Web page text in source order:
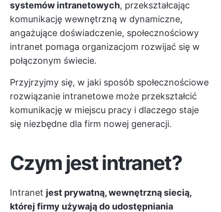
systemów intranetowych, przekształcając
komunikację wewnętrzną w dynamiczne,
angażujące doświadczenie, społecznościowy
intranet pomaga organizacjom rozwijać się w
połączonym świecie.
Przyjrzyjmy się, w jaki sposób społecznościowe
rozwiązanie intranetowe może przekształcić
komunikację w miejscu pracy i dlaczego staje
się niezbędne dla firm nowej generacji.
Czym jest intranet?
Intranet jest prywatną, wewnętrzną siecią,
której firmy używają do udostępniania